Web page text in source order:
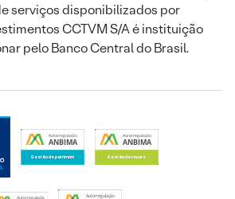
serviços disponibilizados por
CCTVM S/A é instituição
pelo Banco Central do Brasil.